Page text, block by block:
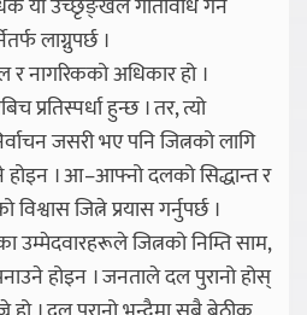
लाग्नुपर्छ ।
नागरिकको अधिकार हो ।
प्रतिस्पर्धा हुन्छ । तर, त्यो
जसरी भए पनि जित्नको लागि
होइन । आ–आफ्नो दलको सिद्धान्त र
जित्ने प्रयास गर्नुपर्छ ।
उम्मेदवारहरूले जित्नको निम्ति साम,
होइन । जनताले दल पुरानो होस्